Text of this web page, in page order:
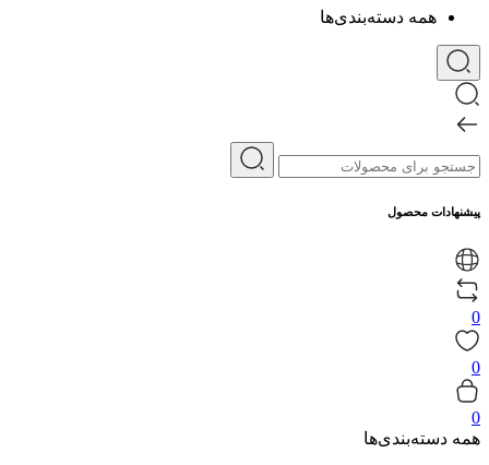
همه دسته‌بندی‌ها
پیشنهادات محصول
0
0
0
همه دسته‌بندی‌ها